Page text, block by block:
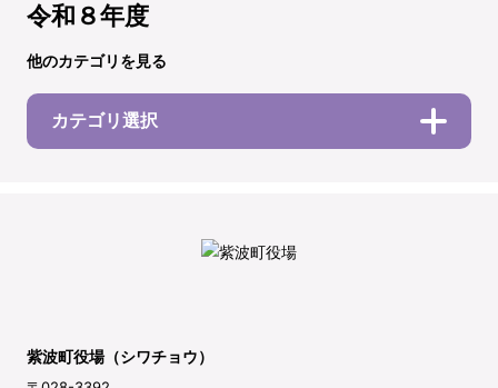
令和８年度
他のカテゴリを見る
カテゴリ選択
紫波町役場（シワチョウ）